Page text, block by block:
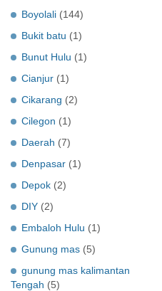
Boyolali (144)
Bukit batu (1)
Bunut Hulu (1)
Cianjur (1)
Cikarang (2)
Cilegon (1)
Daerah (7)
Denpasar (1)
Depok (2)
DIY (2)
Embaloh Hulu (1)
Gunung mas (5)
gunung mas kalimantan
Tengah (5)